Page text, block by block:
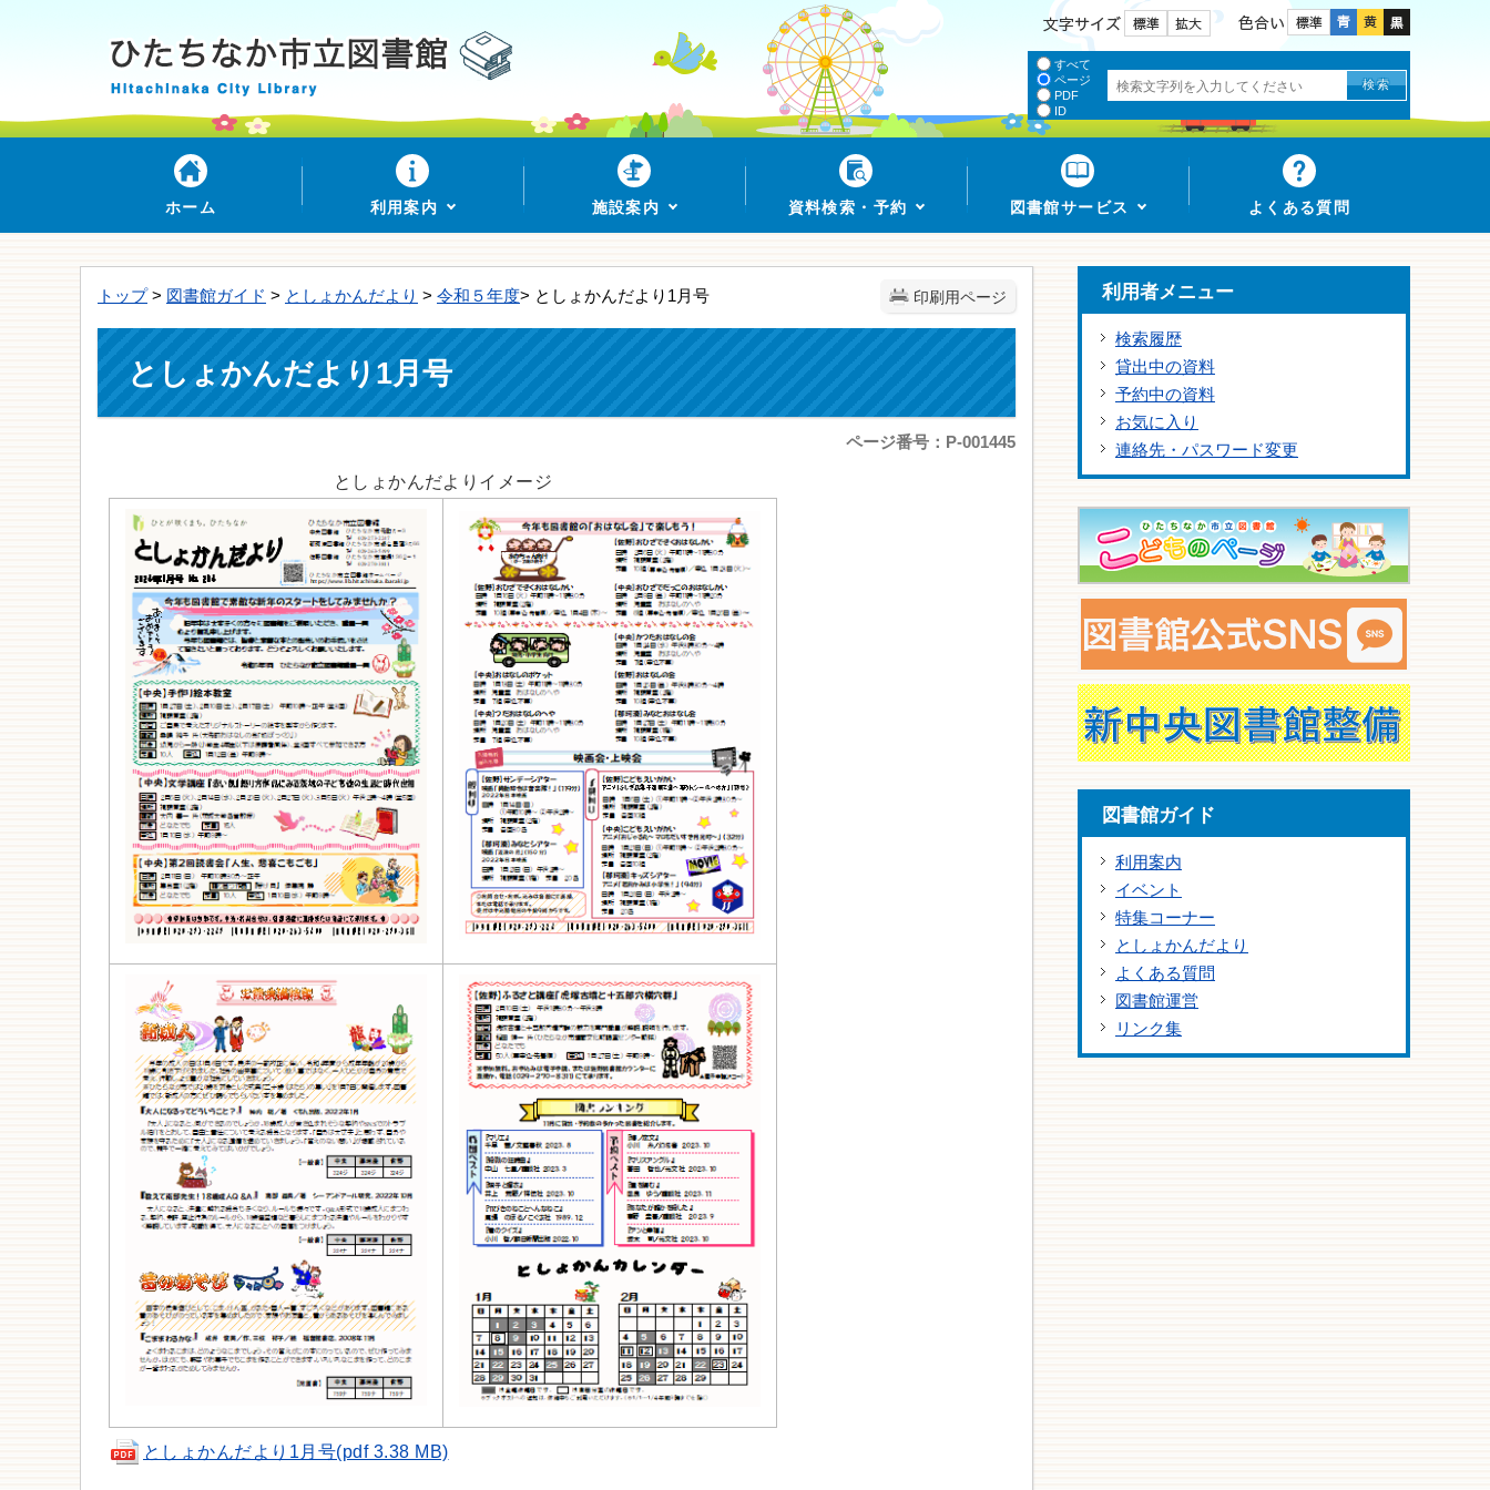
色合い
文字サイズ
すべて
ページ
PDF
ID
ホーム 利用案内 施設案内 資料検索・予約 図書館サービス よくある質問
印刷用ページ
トップ> 図書館ガイド > としょかんだより > 令和５年度> としょかんだより1月号
としょかんだより1月号
ページ番号：P-001445
としょかんだよりイメージ
としょかんだより1月号(pdf 3.38 MB)
利用者メニュー
検索履歴
貸出中の資料
予約中の資料
お気に入り
連絡先・パスワード変更
図書館ガイド
利用案内
イベント
特集コーナー
としょかんだより
よくある質問
図書館運営
リンク集